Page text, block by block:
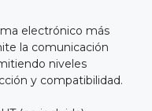
electrónico más
la comunicación
niveles
y compatibilidad.